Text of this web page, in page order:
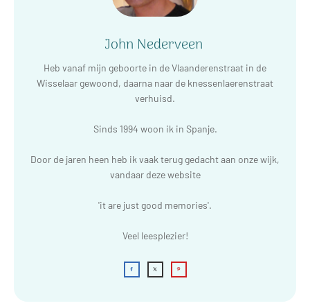
John Nederveen
Heb vanaf mijn geboorte in de Vlaanderenstraat in de
Wisselaar gewoond, daarna naar de knessenlaerenstraat
verhuisd.
Sinds 1994 woon ik in Spanje.
Door de jaren heen heb ik vaak terug gedacht aan onze wijk,
vandaar deze website
'it are just good memories'.
Veel leesplezier!